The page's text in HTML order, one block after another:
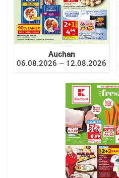
Auchan
06.08.2026 – 12.08.2026